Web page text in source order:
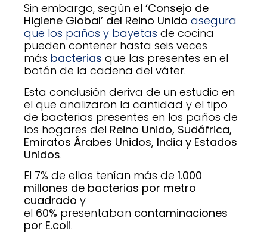
Sin embargo, según el ‘Consejo de
Higiene Global’ del Reino Unido asegura
que los paños y bayetas de cocina
pueden contener hasta seis veces
más bacterias que las presentes en el
botón de la cadena del váter.
Esta conclusión deriva de un estudio en
el que analizaron la cantidad y el tipo
de bacterias presentes en los paños de
los hogares del Reino Unido, Sudáfrica,
Emiratos Árabes Unidos, India y Estados
Unidos.
El 7% de ellas tenían más de 1.000
millones de bacterias por metro
cuadrado y
el 60% presentaban contaminaciones
por E.coli.